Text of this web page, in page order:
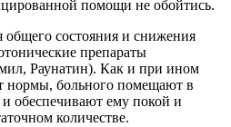
помощи не обойтись.
состояния и снижения
препараты
Раунатин). Как и при ином
нормы, больного помещают в
обеспечивают ему покой и
количестве.